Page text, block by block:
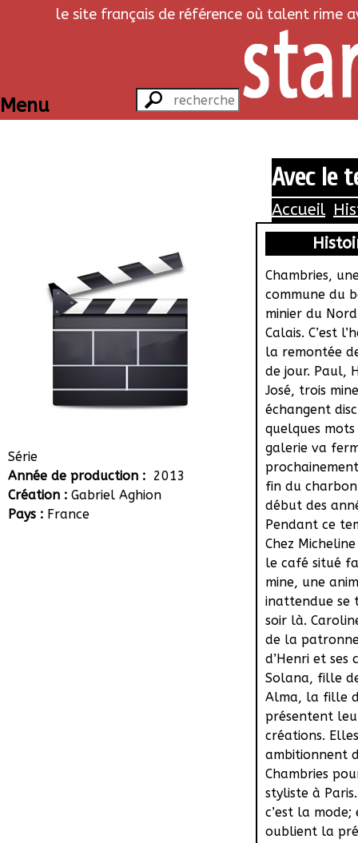
le site français de référence où talent rime
Menu
Série
Année de production : 2013
Création : Gabriel Aghion
Pays : France
Avec le
Accueil
Chambries,
commune du
minier du
Calais. C’est
la remontée
de jour. Paul,
José, trois
échangent
quelques mots
galerie va
fin du
début des
Pendant ce
Chez
le café situé
mine, une
inattendue se
soir là.
de la
d’Henri et ses
Solana, fille
Alma, la fille
présentent
créations. Elles
ambitionnent
Chambries
styliste à
c’est la mode;
oublient la